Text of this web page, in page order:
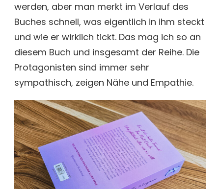
werden, aber man merkt im Verlauf des
Buches schnell, was eigentlich in ihm steckt
und wie er wirklich tickt. Das mag ich so an
diesem Buch und insgesamt der Reihe. Die
Protagonisten sind immer sehr
sympathisch, zeigen Nähe und Empathie.